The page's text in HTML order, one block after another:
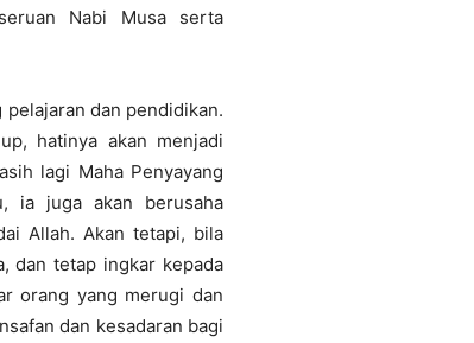
Nabi Musa serta
dan pendidikan.
hatinya akan menjadi
lagi Maha Penyayang
ia juga akan berusaha
Allah. Akan tetapi, bila
dan tetap ingkar kepada
orang yang merugi dan
dan kesadaran bagi